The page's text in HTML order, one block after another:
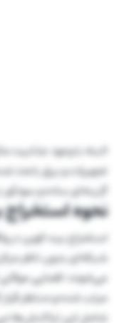
البته با وجود جذابیت
تجهیزات و برق باعث
گزینه‌ای ساده و سودآور
نحوه
استخراج بیت کوین در
شبکه‌ای بدون ناظر
می‌شوند؛ فضایی موقتی
مرتب شده و منتظر
شامل این تراکنش‌ها